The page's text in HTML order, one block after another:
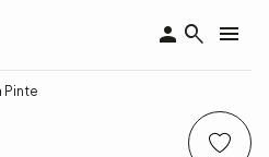
Pinte